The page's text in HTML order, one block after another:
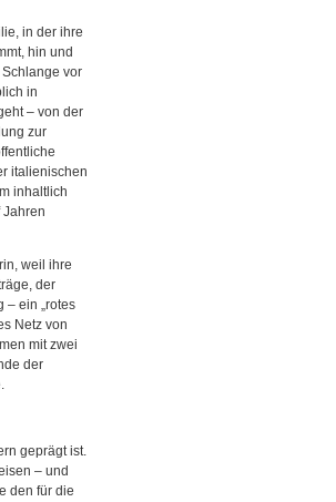
in der ihre
hin und
vor
in
– von der
zur
italienischen
inhaltlich
Jahren
weil ihre
der
– ein „rotes
Netz von
mit zwei
der
geprägt ist.
– und
den für die